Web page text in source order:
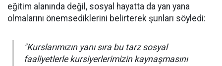
eğitim alanında değil, sosyal hayatta da yan yana
olmalarını önemsediklerini belirterek şunları söyledi:
"Kurslarımızın yanı sıra bu tarz sosyal
faaliyetlerle kursiyerlerimizin kaynaşmasını